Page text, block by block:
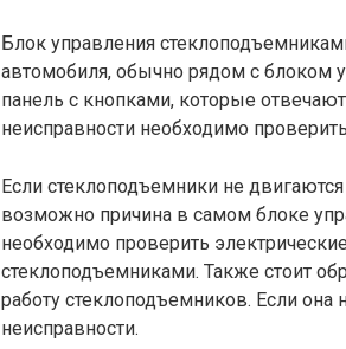
Блок управления
автомобиля, обычно рядом с блоком
панель с кнопками, которые
неисправности необходимо
Если стеклоподъемники не
возможно причина в самом блоке
необходимо проверить
стеклоподъемниками. Также стоит
работу стеклоподъемников. Если она
неисправности.